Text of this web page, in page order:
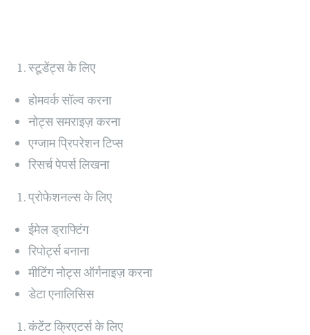
स्टूडेंट्स के लिए
होमवर्क सॉल्व करना
नोट्स समराइज़ करना
एग्जाम प्रिपरेशन टिप्स
रिसर्च पेपर्स लिखना
प्रोफेशनल्स के लिए
ईमेल ड्राफ्टिंग
रिपोर्ट्स बनाना
मीटिंग नोट्स ऑर्गनाइज़ करना
डेटा एनालिसिस
कंटेंट क्रिएटर्स के लिए